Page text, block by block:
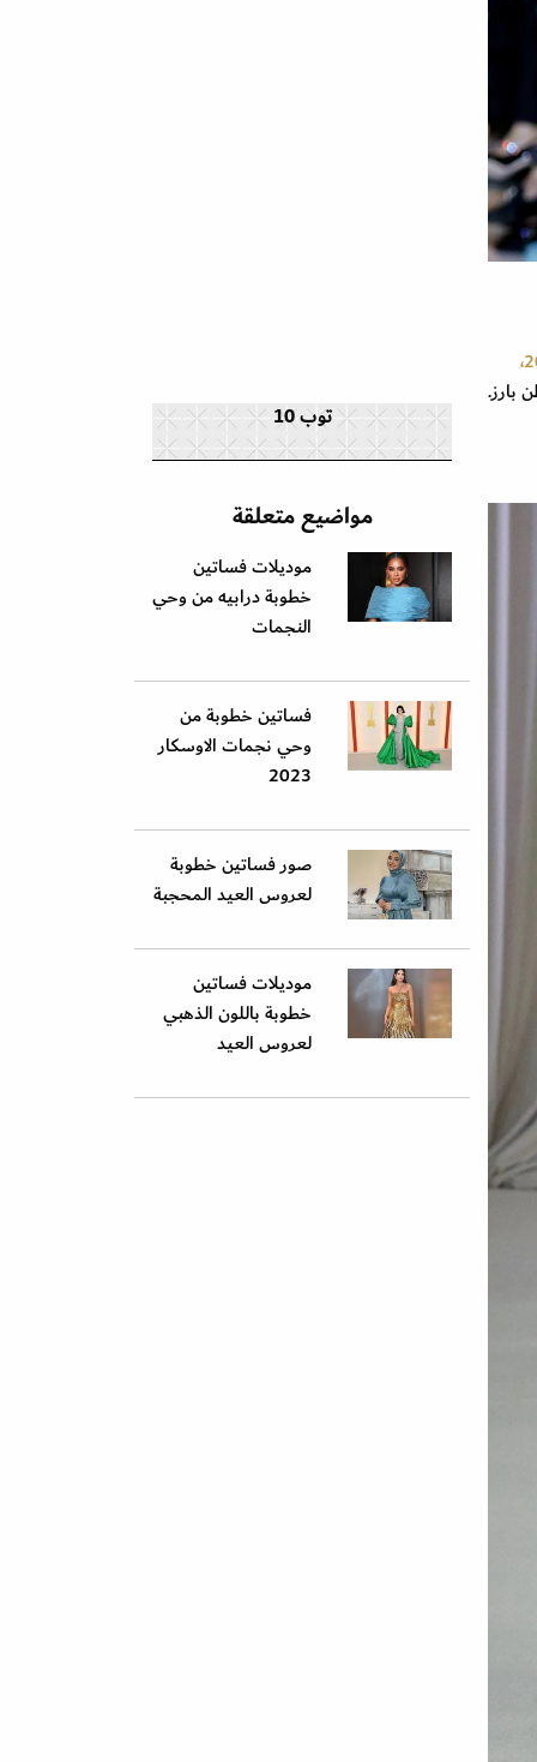
بارز.
توب 10
مواضيع متعلقة
موديلات فساتين
خطوبة درابيه من وحي
النجمات
فساتين خطوبة من
وحي نجمات الاوسكار
2023
صور فساتين خطوبة
لعروس العيد المحجبة
موديلات فساتين
خطوبة باللون الذهبي
لعروس العيد